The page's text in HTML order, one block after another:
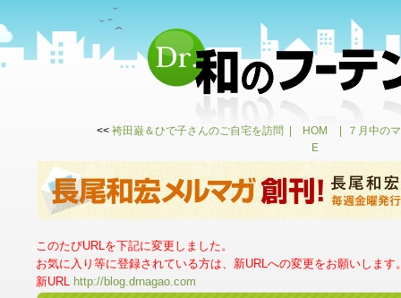
<< 袴田巌＆ひで子さんのご自宅を訪問
HOM
E
７月中の
このたびURLを下記に変更しました。
お気に入り等に登録されている方は、新URLへの変更をお願いします
新URL http://blog.drnagao.com